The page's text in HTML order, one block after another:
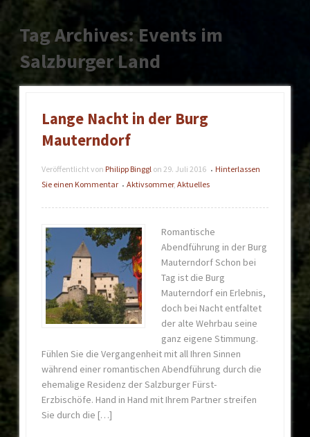
Tag Archives: Events im
Salzburger Land
Lange Nacht in der Burg
Mauterndorf
Veröffentlicht von Philipp Binggl on 29. Juli 2016 • Hinterlassen
Sie einen Kommentar
• Aktivsommer,Aktuelles
Romantische
Abendführung in der Burg
Mauterndorf Schon bei
Tag ist die Burg
Mauterndorf ein Erlebnis,
doch bei Nacht entfaltet
der alte Wehrbau seine
ganz eigene Stimmung.
Fühlen Sie die Vergangenheit mit all Ihren Sinnen
während einer romantischen Abendführung durch die
ehemalige Residenz der Salzburger Fürst-
Erzbischöfe. Hand in Hand mit Ihrem Partner streifen
Sie durch die […]